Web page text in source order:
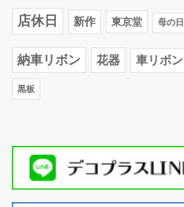
店休日 新作 東京堂 母の日
納車リボン 花器 車リボン
黒板